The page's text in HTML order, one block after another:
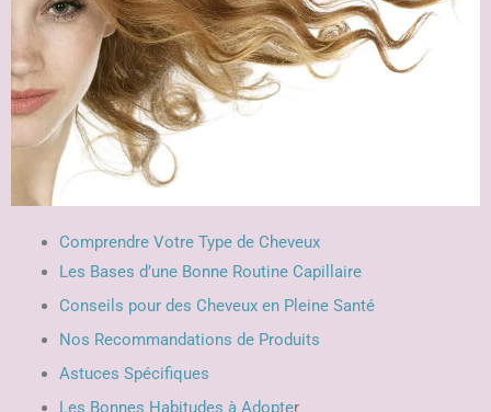
Comprendre Votre Type de Cheveux
Les Bases d’une Bonne Routine Capillaire
Conseils pour des Cheveux en Pleine Santé
Nos Recommandations de Produits
Astuces Spécifiques
Les Bonnes Habitudes à Adopter